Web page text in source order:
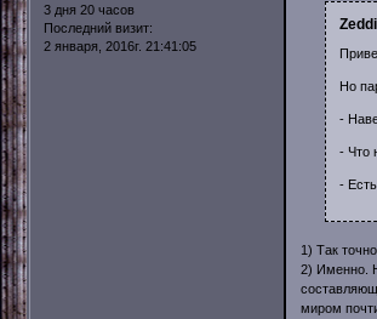
3 дня 20 часов
Последний визит:
2 января, 2016г. 21:41:05
Но
-
- Что
-
1) Так
2) Именно.
миром